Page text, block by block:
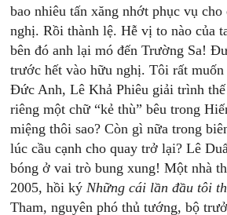
bao nhiêu tấn xăng nhớt phục vụ
nghị. Rồi thành lệ. Hễ vị to nào của
bên đó anh lại mó đến Trường Sa!
trước hết vào hữu nghị. Tôi rất
Đức Anh, Lê Khả Phiêu giải trình
riêng một chữ “kẻ thù” bêu trong
miệng thôi sao? Còn gì nữa trong
lúc cầu cạnh cho quay trở lại? Lê
bóng ở vai trò bung xung! Một nhà
2005, hồi kýNhững cái lần đầu tôi
Tham, nguyên phó thủ tướng, bộ